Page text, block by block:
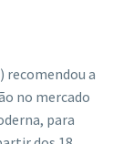
recomendou a
no mercado
para